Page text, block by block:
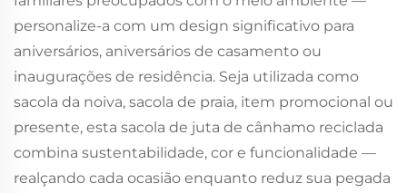
personalize-a com um design significativo para
aniversários, aniversários de casamento ou
inaugurações de residência. Seja utilizada como
sacola da noiva, sacola de praia, item promocional ou
presente, esta sacola de juta de cânhamo reciclada
combina sustentabilidade, cor e funcionalidade —
realçando cada ocasião enquanto reduz sua pegada